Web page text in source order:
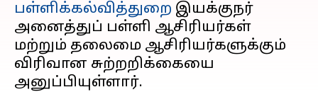
பள்ளிக்கல்வித்துறை இயக்குநர்
அனைத்துப் பள்ளி ஆசிரியர்கள்
மற்றும் தலைமை ஆசிரியர்களுக்கும்
விரிவான சுற்றறிக்கையை
அனுப்பியுள்ளார்.